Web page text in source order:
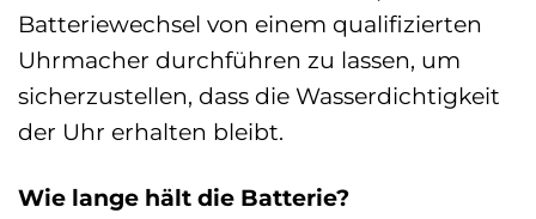
Batteriewechsel von einem qualifizierten
Uhrmacher durchführen zu lassen, um
sicherzustellen, dass die Wasserdichtigkeit
der Uhr erhalten bleibt.
Wie lange hält die Batterie?